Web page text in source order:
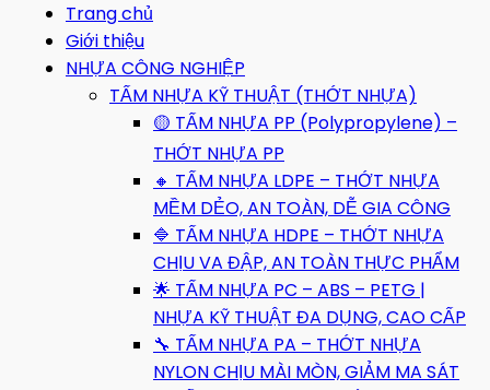
Trang chủ
Giới thiệu
NHỰA CÔNG NGHIỆP
TẤM NHỰA KỸ THUẬT (THỚT NHỰA)
🟡 TẤM NHỰA PP (Polypropylene) –
THỚT NHỰA PP
🔸 TẤM NHỰA LDPE – THỚT NHỰA
MỀM DẺO, AN TOÀN, DỄ GIA CÔNG
🔷 TẤM NHỰA HDPE – THỚT NHỰA
CHỊU VA ĐẬP, AN TOÀN THỰC PHẨM
🌟 TẤM NHỰA PC – ABS – PETG |
NHỰA KỸ THUẬT ĐA DỤNG, CAO CẤP
🔧 TẤM NHỰA PA – THỚT NHỰA
NYLON CHỊU MÀI MÒN, GIẢM MA SÁT